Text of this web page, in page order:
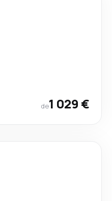
de1 029 €